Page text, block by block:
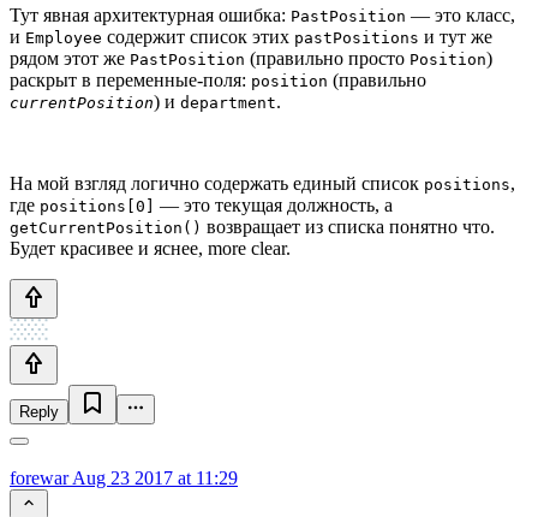
Тут явная архитектурная ошибка: PastPosition — это класс,
и Employee содержит список этих pastPositions и тут же
рядом этот же PastPosition (правильно просто Position)
раскрыт в переменные-поля: position (правильно
currentPosition) и department.
На мой взгляд логично содержать единый список positions,
где positions[0] — это текущая должность, а
getCurrentPosition() возвращает из списка понятно что.
Будет красивее и яснее, more clear.
Reply
forewarAug 23 2017 at 11:29